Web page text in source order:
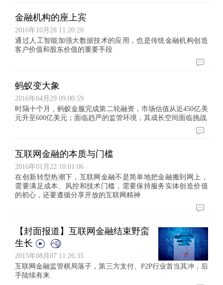
金融机构的座上宾
2016年10月28 11:20:20
通过人工智能加强大数据技术的应用，也是传统金融机构创造
客户价值和股东价值的重要手段
蚂蚁变大象
2016年04月29 09:00:59
时隔十个月，蚂蚁金服完成第二轮融资，市场估值从近450亿美
元升至600亿美元；面临趋严的监管环境，其成长空间面临挑战
互联网金融的本质与门槛
2016年01月22 10:01:06
在创新转型热潮下，互联网金融不是简单地把金融搬到网上，
需要满足成本、风控和技术门槛，需要保持服务实体创造价值
的初心，还要遵循分享开放的互联网精神
【封面报道】互联网金融结束野蛮
生长
2015年08月07 11:26:35
互联网金融监管棋局落子，第三方支付、P2P行业首当其冲，后
手陆续有来